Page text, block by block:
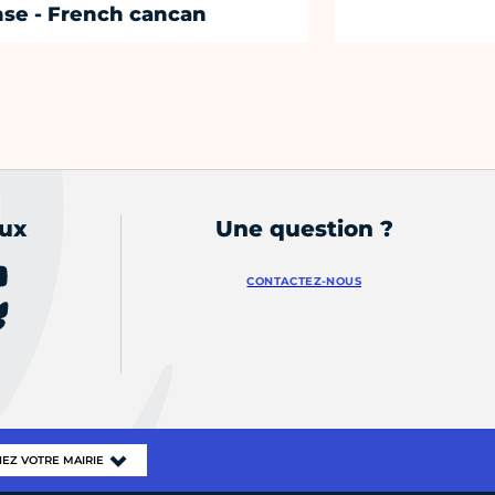
- French cancan
Une question ?
CONTACTEZ-NOUS